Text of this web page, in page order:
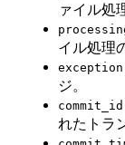
ァイル処
イル処理
exception
ジ。
commit_id
れたトラ